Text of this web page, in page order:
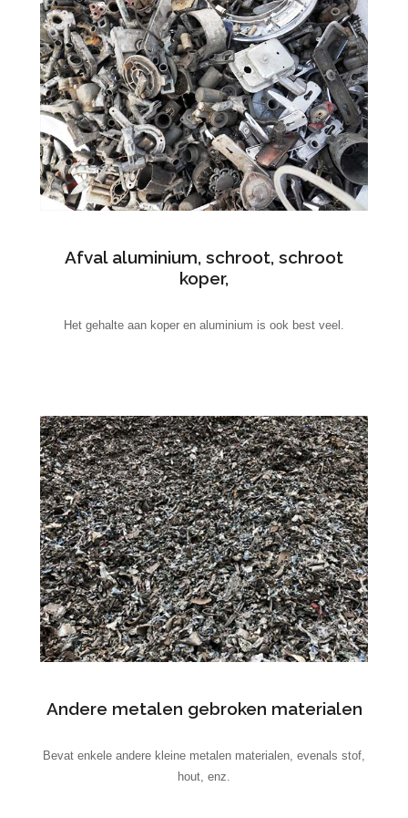
Afval aluminium, schroot, schroot
koper,
Het gehalte aan koper en aluminium is ook best veel.
Andere metalen gebroken materialen
Bevat enkele andere kleine metalen materialen, evenals stof,
hout, enz.